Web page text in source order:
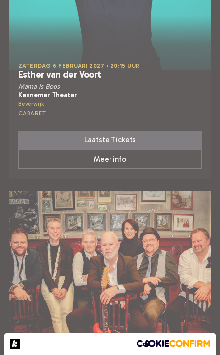
ZATERDAG 6 FEBRUARI 2027 • 20:15 UUR
Esther van der Voort
Mama is Boos
Kennemer Theater
Beverwijk
CABARET
Laatste Tickets
Meer info